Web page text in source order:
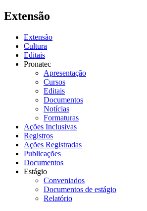
Extensão
Extensão
Cultura
Editais
Pronatec
Apresentação
Cursos
Editais
Documentos
Notícias
Formaturas
Ações Inclusivas
Registros
Ações Registradas
Publicações
Documentos
Estágio
Conveniados
Documentos de estágio
Relatório